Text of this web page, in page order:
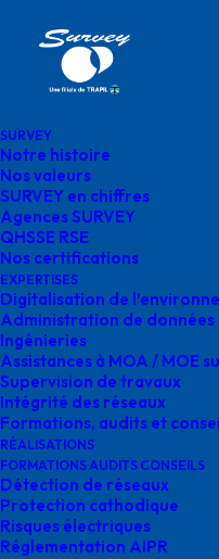
SURVEY
Notre histoire
Nos valeurs
SURVEY en chiffres
Agences SURVEY
QHSSE RSE
Nos certifications
EXPERTISES
Digitalisation de
Administration de données
Ingénieries
Assistances à MOA / MOE
Supervision de travaux
Intégrité des réseaux
Formations, audits et
RÉALISATIONS
FORMATIONS AUDITS CONSEILS
Détection de réseaux
Protection cathodique
Risques électriques
Réglementation AIPR
Accueil Nos
France